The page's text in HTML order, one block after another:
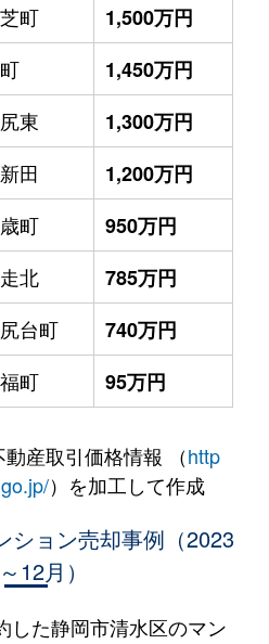
町
1,500万円
1,450万円
東
1,300万円
田
1,200万円
町
950万円
北
785万円
台町
740万円
町 95万円
産取引価格情報 （http
）を加工して作成
ション売却事例（2023
12月）
した静岡市清水区のマン